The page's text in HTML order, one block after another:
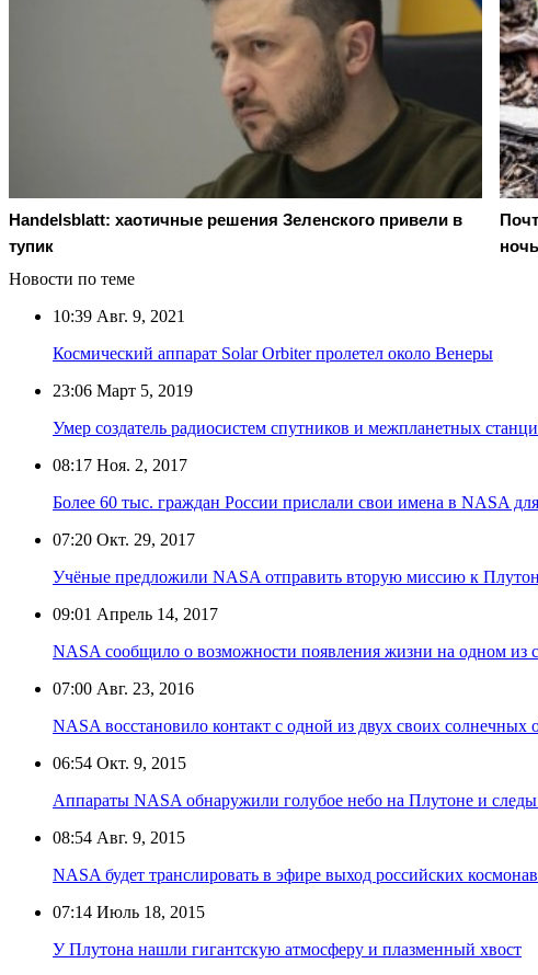
Handelsblatt: хаотичные решения Зеленского привели в
тупик
ночь
Новости по теме
10:39 Авг. 9, 2021
Космический аппарат Solar Orbiter пролетел около Венеры
23:06 Март 5, 2019
Умер создатель радиосистем спутников и межпланетных
08:17 Ноя. 2, 2017
Более 60 тыс. граждан России прислали свои имена в NASA
07:20 Окт. 29, 2017
Учёные предложили NASA отправить вторую миссию к
09:01 Апрель 14, 2017
NASA сообщило о возможности появления жизни на одном из
07:00 Авг. 23, 2016
NASA восстановило контакт с одной из двух своих солнечных
06:54 Окт. 9, 2015
Аппараты NASA обнаружили голубое небо на Плутоне и
08:54 Авг. 9, 2015
NASA будет транслировать в эфире выход российских
07:14 Июль 18, 2015
У Плутона нашли гигантскую атмосферу и плазменный хвост